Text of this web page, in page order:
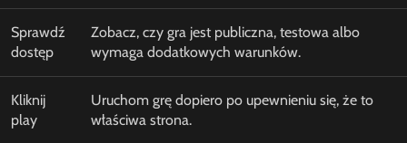
Sprawdź
dostęp
Zobacz, czy gra jest publiczna, testowa albo
wymaga dodatkowych warunków.
Kliknij
play
Uruchom grę dopiero po upewnieniu się, że to
właściwa strona.